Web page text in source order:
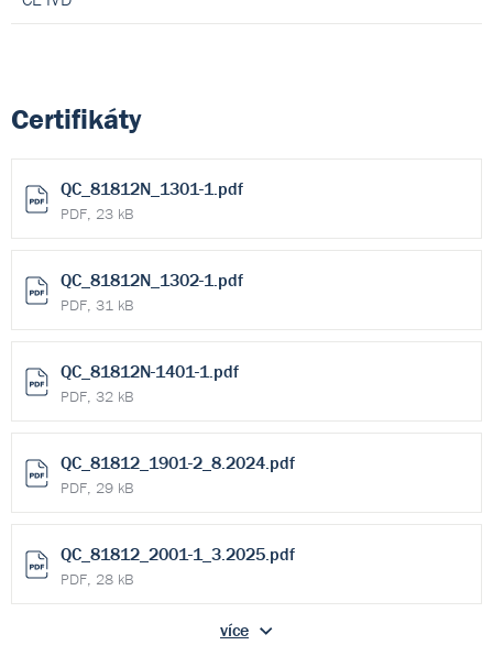
Certifikáty
QC_81812N_1301-1.pdf
PDF, 23 kB
QC_81812N_1302-1.pdf
PDF, 31 kB
QC_81812N-1401-1.pdf
PDF, 32 kB
QC_81812_1901-2_8.2024.pdf
PDF, 29 kB
QC_81812_2001-1_3.2025.pdf
PDF, 28 kB
více